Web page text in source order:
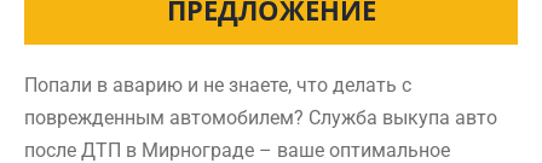
ПРЕДЛОЖЕНИЕ
Попали в аварию и не знаете, что делать с
поврежденным автомобилем? Служба выкупа авто
после ДТП в Мирнограде – ваше оптимальное